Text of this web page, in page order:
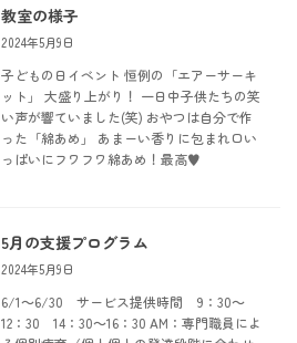
教室の様子
2024年5月9日
子どもの日イベント 恒例の「エアーサーキ
ット」 大盛り上がり！ 一日中子供たちの笑
い声が響ていました(笑) おやつは自分で作
った「綿あめ」 あまーい香りに包まれ口い
っぱいにフワフワ綿あめ！最高♥
5月の支援プログラム
2024年5月9日
6/1～6/30 サービス提供時間 9：30～
12：30 14：30～16：30 AM：専門職員によ